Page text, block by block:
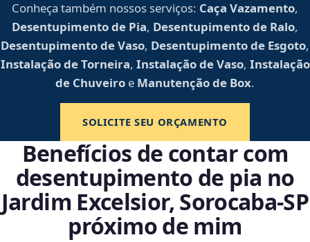
Conheça também nossos serviços: Caça Vazamento,
Desentupimento de Pia, Desentupimento de Ralo,
Desentupimento de Vaso, Desentupimento de Esgoto,
Instalação de Torneira, Instalação de Vaso, Instalação
de Chuveiro e Manutenção de Box.
SOLICITE SEU ORÇAMENTO
Benefícios de contar com
desentupimento de pia no
Jardim Excelsior, Sorocaba‑SP
próximo de mim